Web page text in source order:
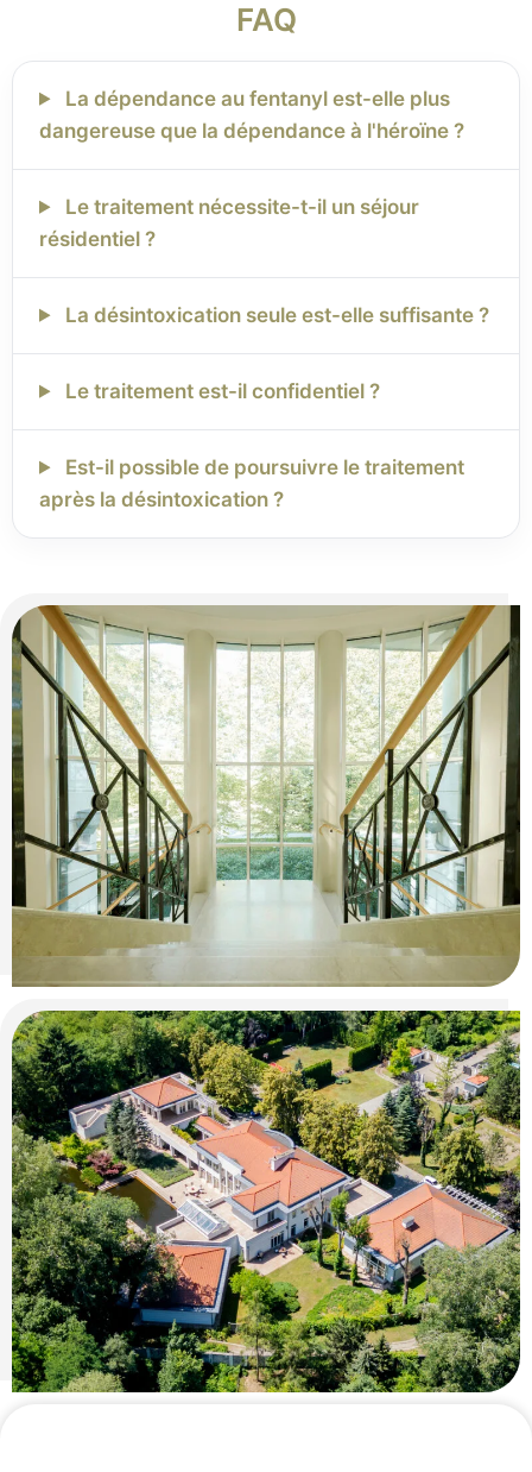
FAQ
La dépendance au fentanyl est-elle plus
dangereuse que la dépendance à l'héroïne ?
Le traitement nécessite-t-il un séjour
résidentiel ?
La désintoxication seule est-elle suffisante ?
Le traitement est-il confidentiel ?
Est-il possible de poursuivre le traitement
après la désintoxication ?